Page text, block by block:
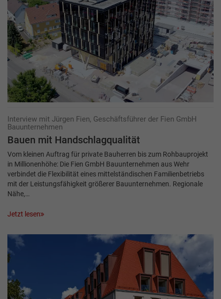
Interview mit Jürgen Fien, Geschäftsführer der Fien GmbH
Bauunternehmen
Bauen mit Handschlagqualität
Vom kleinen Auftrag für private Bauherren bis zum Rohbauprojekt
in Millionenhöhe: Die Fien GmbH Bauunternehmen aus Wehr
verbindet die Flexibilität eines mittelständischen Familienbetriebs
mit der Leistungsfähigkeit größerer Bauunternehmen. Regionale
Nähe,…
Jetzt lesen